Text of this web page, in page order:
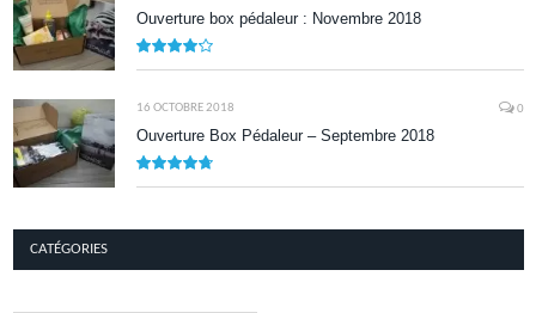
Ouverture box pédaleur : Novembre 2018
16 OCTOBRE 2018 0
Ouverture Box Pédaleur – Septembre 2018
CATÉGORIES